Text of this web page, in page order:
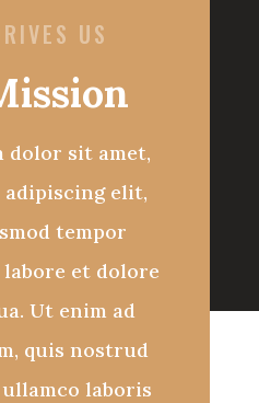
US
dolor sit amet,
elit,
tempor
et dolore
Ut enim ad
quis nostrud
laboris